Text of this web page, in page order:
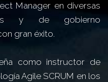
Manager en diversas
y de gobierno
gran éxito.
como instructor de
Agile SCRUM en los